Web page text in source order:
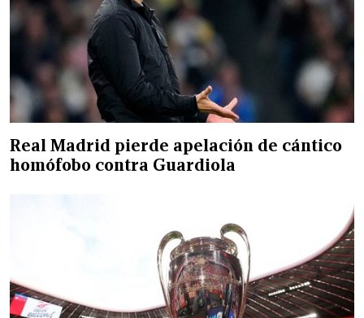
Real Madrid pierde apelación de cántico
homófobo contra Guardiola